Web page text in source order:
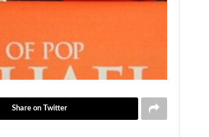
Share on Twitter